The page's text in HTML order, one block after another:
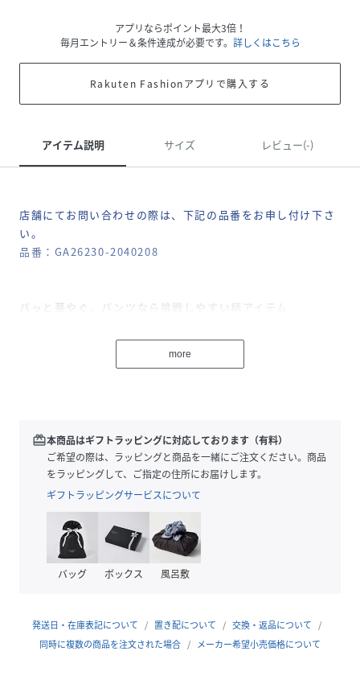
アプリならポイント最大3倍！
毎月エントリー＆条件達成が必要です。 詳しくはこちら
Rakuten Fashionアプリで購入する
アイテム説明 サイズ レビュー(-)
店舗にてお問い合わせの際は、下記の品番をお申し付け下さ
い。
品番：GA26230-2040208
パッと華やぐ。パンツなら挑戦しやすい柄アイテム
一品。絵画のようなタッチが大胆ながらもどこか優しく、大
人の着こなしに寄り添います。チュニックやワンピースとの
す。ウエストは総ゴムで楽な着心地なのも嬉しいポイント。
簡単に着映える装いが完成するイージーパンツです。
【FABRIC】
・これからのシーズンに快適なリネンコットン素材
・落ち着いたトーンのカラーバリエーション
【POINT】
【丈の調節について】
more
redeem本商品はギフトラッピングに対応しております（有料）
ご希望の際は、ラッピングと商品を一緒にご注文ください。商品
をラッピングして、ご指定の住所にお届けします。
ギフトラッピングサービスについて
バッグ ボックス 風呂敷
発送日・在庫表記について 置き配について
交換・返品について
同時に複数の商品を注文された場合
メーカー希望小売価格について